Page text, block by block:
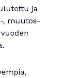
ja
, muutos-